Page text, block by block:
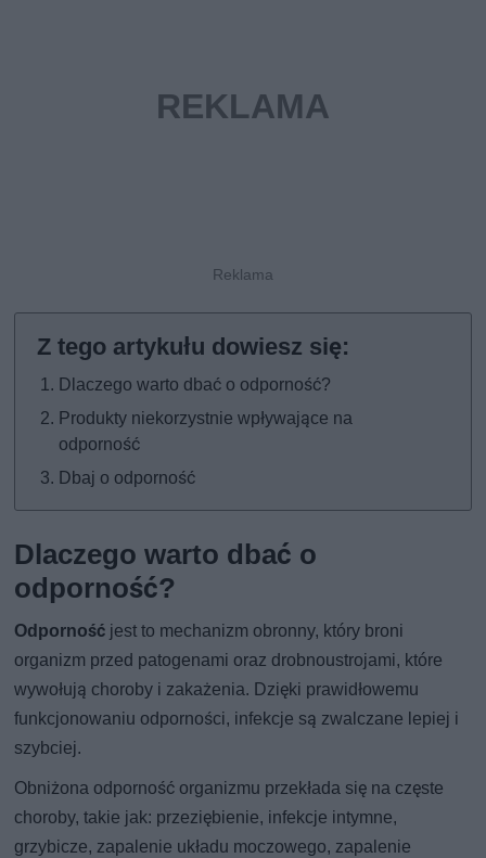
Dlaczego warto dbać o odporność?
Produkty niekorzystnie wpływające na
odporność
Dbaj o odporność
Dlaczego warto dbać o
odporność?
Odporność jest to mechanizm obronny, który broni
organizm przed patogenami oraz drobnoustrojami, które
wywołują choroby i zakażenia. Dzięki prawidłowemu
funkcjonowaniu odporności, infekcje są zwalczane lepiej i
szybciej.
Obniżona odporność organizmu przekłada się na częste
choroby, takie jak: przeziębienie, infekcje intymne,
grzybicze, zapalenie układu moczowego, zapalenie